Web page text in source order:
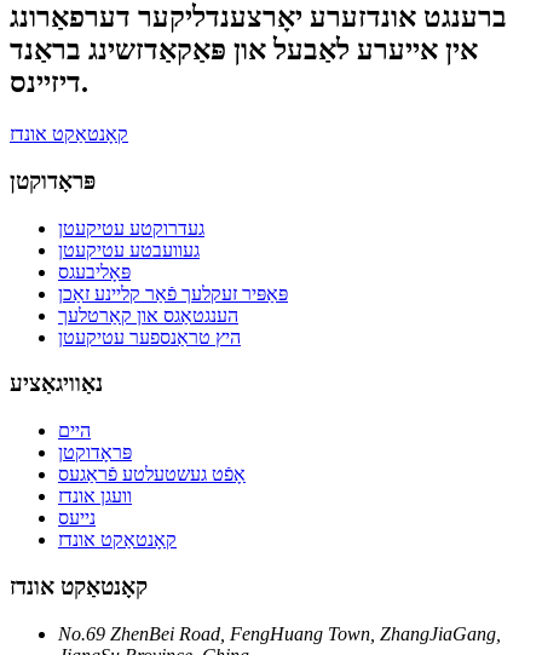
ברענגט אונדזערע יאָרצענדליקער דערפאַרונג
אין אייערע לאַבעל און פּאַקאַדזשינג בראַנד
דיזיינס.
קאָנטאַקט אונדז
פּראָדוקטן
געדרוקטע עטיקעטן
געוועבטע עטיקעטן
פּאָליבעגס
פּאַפּיר זעקלעך פֿאַר קליינע זאַכן
הענגטאַגס און קאַרטלעך
היץ טראַנספער עטיקעטן
נאַוויגאַציע
היים
פּראָדוקטן
אָפֿט געשטעלטע פֿראַגעס
וועגן אונדז
נייעס
קאָנטאַקט אונדז
קאָנטאַקט אונדז
No.69 ZhenBei Road, FengHuang Town, ZhangJiaGang,